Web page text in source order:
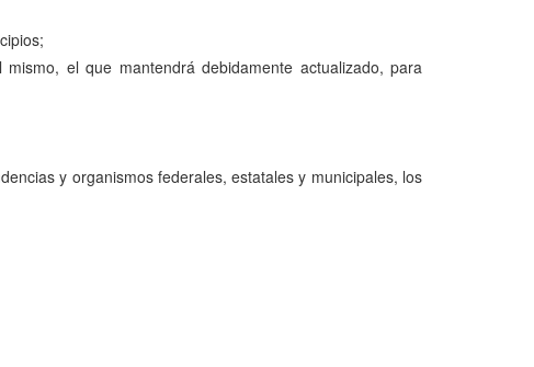
el que mantendrá debidamente actualizado, para
y organismos federales, estatales y municipales, los